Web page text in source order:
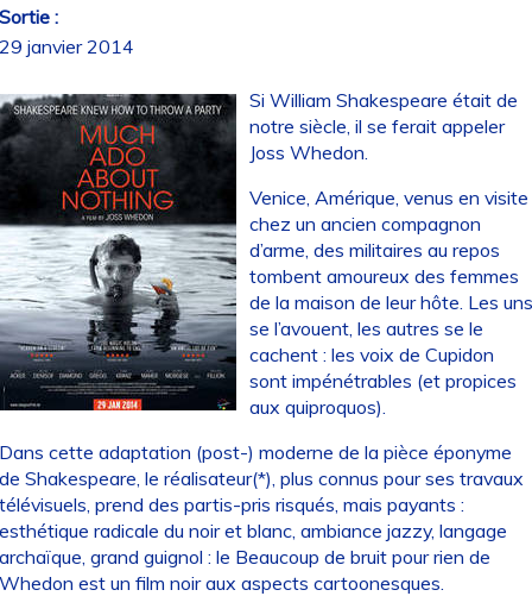
:
janvier 2014
Si William Shakespeare était de
notre siècle, il se ferait appeler
Joss Whedon.
Venice, Amérique, venus en visite
chez un ancien compagnon
d’arme, des militaires au repos
tombent amoureux des femmes
de la maison de leur hôte. Les
se l’avouent, les autres se le
cachent : les voix de Cupidon
sont impénétrables (et propices
aux quiproquos).
cette adaptation (post-) moderne de la pièce éponyme
Shakespeare, le réalisateur(*), plus connus pour ses travaux
prend des partis-pris risqués, mais payants :
radicale du noir et blanc, ambiance jazzy, langage
grand guignol : le Beaucoup de bruit pour rien de
est un film noir aux aspects cartoonesques.